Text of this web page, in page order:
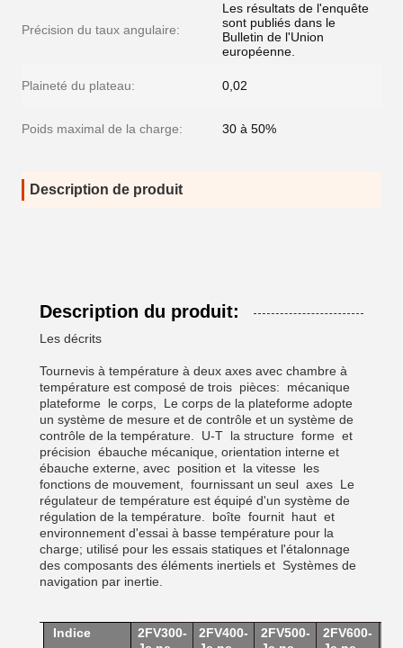
Précision du taux angulaire:
Les résultats de l'enquête
sont publiés dans le
Bulletin de l'Union
européenne.
Plaineté du plateau: 0,02
Poids maximal de la charge: 30 à 50%
Description de produit
Description du produit:
Les décrits
Tournevis à température à deux axes avec chambre à
température est composé de trois pièces:
mécanique
plateforme le corps,
Le corps de la plateforme adopte
un système de mesure et de contrôle et un système de
contrôle de la température.
U-T la structure forme et
précision ébauche mécanique, orientation interne et
ébauche externe, avec position et la vitesse les
fonctions de mouvement,
fournissant un seul axes Le
régulateur de température est équipé d'un système de
régulation de la température.
boîte fournit haut et
environnement d'essai à basse température pour la
charge; utilisé pour les essais statiques et l'étalonnage
des composants des éléments inertiels et Systèmes de
navigation par inertie.
Indice 2FV300-
2FV400-
2FV500-
2FV600-